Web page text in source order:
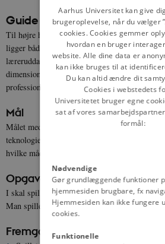
Guide til læringsaktivitet
Til højre herfor findes de nødvendige
ligger både guide, cases og spillekort til hhv.
læreruddannelsen. Derudover findes der en
dimension af TEKU-modellen: Teknologiens
professionsarbejdet og professionsfagligheden.
Mål
Målet med denne opgave er at diskutere og
teknologier påvirker professionsarbejde og
hvilke måder teknologier har indflydelse på
Opgaven
I skal spille et case-baseret spil, der består af
Man spiller sig igennem forskellige cases.
Fremgangsmåde
Aarhus Universitet kan give
brugeroplevelse, når du vælger
cookies. Cookies gemmer
hvordan en bruger
website. Alle dine data er
kan ikke bruges til at
Du kan altid ændre dit
Cookies i webstedets
Universitetet bruger egne
sat af vores
formål:
Nødvendige
Gør grundlæggende funktioner
hjemmesiden brugbare, fx
Hjemmesiden kan ikke fungere
cookies.
Funktionelle